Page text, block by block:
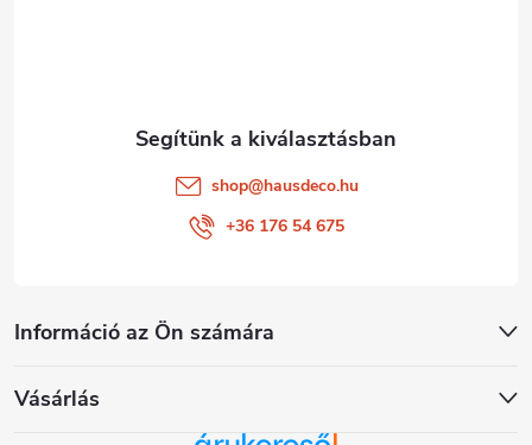
Információ az Ön számára
Vásárlás
shop@hausdeco.hu
+36 176 54 675